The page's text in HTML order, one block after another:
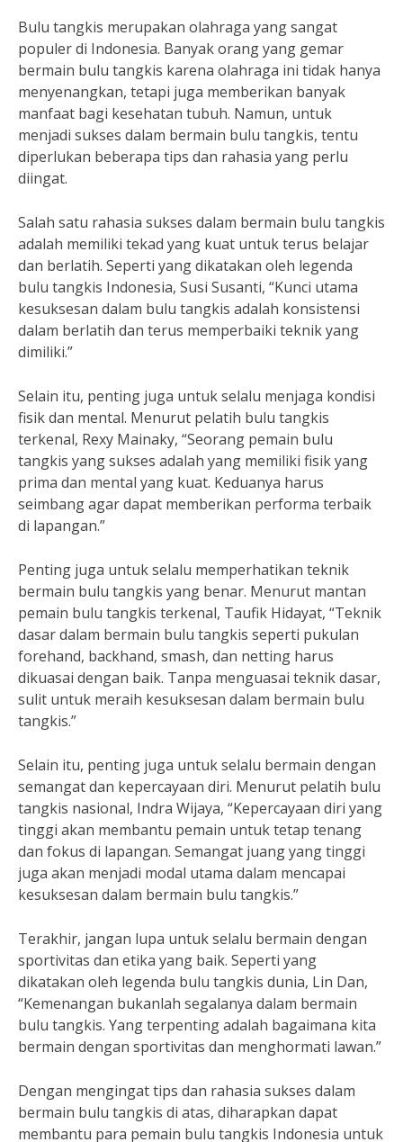
Bulu tangkis merupakan olahraga yang sangat
populer di Indonesia. Banyak orang yang gemar
bermain bulu tangkis karena olahraga ini tidak hanya
menyenangkan, tetapi juga memberikan banyak
manfaat bagi kesehatan tubuh. Namun, untuk
menjadi sukses dalam bermain bulu tangkis, tentu
diperlukan beberapa tips dan rahasia yang perlu
diingat.
Salah satu rahasia sukses dalam bermain bulu tangkis
adalah memiliki tekad yang kuat untuk terus belajar
dan berlatih. Seperti yang dikatakan oleh legenda
bulu tangkis Indonesia, Susi Susanti, “Kunci utama
kesuksesan dalam bulu tangkis adalah konsistensi
dalam berlatih dan terus memperbaiki teknik yang
dimiliki.”
Selain itu, penting juga untuk selalu menjaga kondisi
fisik dan mental. Menurut pelatih bulu tangkis
terkenal, Rexy Mainaky, “Seorang pemain bulu
tangkis yang sukses adalah yang memiliki fisik yang
prima dan mental yang kuat. Keduanya harus
seimbang agar dapat memberikan performa terbaik
di lapangan.”
Penting juga untuk selalu memperhatikan teknik
bermain bulu tangkis yang benar. Menurut mantan
pemain bulu tangkis terkenal, Taufik Hidayat, “Teknik
dasar dalam bermain bulu tangkis seperti pukulan
forehand, backhand, smash, dan netting harus
dikuasai dengan baik. Tanpa menguasai teknik dasar,
sulit untuk meraih kesuksesan dalam bermain bulu
tangkis.”
Selain itu, penting juga untuk selalu bermain dengan
semangat dan kepercayaan diri. Menurut pelatih bulu
tangkis nasional, Indra Wijaya, “Kepercayaan diri yang
tinggi akan membantu pemain untuk tetap tenang
dan fokus di lapangan. Semangat juang yang tinggi
juga akan menjadi modal utama dalam mencapai
kesuksesan dalam bermain bulu tangkis.”
Terakhir, jangan lupa untuk selalu bermain dengan
sportivitas dan etika yang baik. Seperti yang
dikatakan oleh legenda bulu tangkis dunia, Lin Dan,
“Kemenangan bukanlah segalanya dalam bermain
bulu tangkis. Yang terpenting adalah bagaimana kita
bermain dengan sportivitas dan menghormati lawan.”
Dengan mengingat tips dan rahasia sukses dalam
bermain bulu tangkis di atas, diharapkan dapat
membantu para pemain bulu tangkis Indonesia untuk